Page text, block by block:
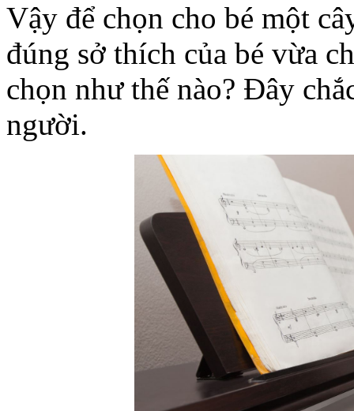
Vậy để chọn cho bé một
đúng sở thích của bé vừa
chọn như thế nào? Đây
người.